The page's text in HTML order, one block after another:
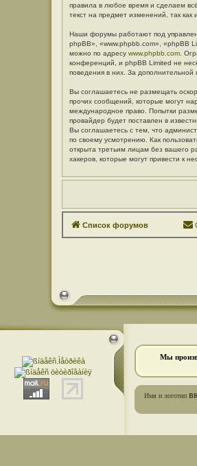
правила в любое время и сделаем
текст на предмет изменений, так
Наши форумы работают под
phpBB», «www.phpbb.com», «phpBB
можно по адресу www.phpbb.com .
конференций, и phpBB Limited не
поведения в них. За
Вы соглашаетесь не размещать
прочих сообщений, которые могут
международное право. Попытки
провайдер будет поставлен в
Вы соглашаетесь с тем, что
по своему усмотрению. Как
открыта третьим лицам без вашего
хакеров, которые могут привести к
Список форумов
Мы
Имя и логотип